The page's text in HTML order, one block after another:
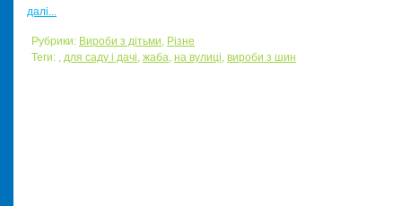
далі...
Рубрики: Вироби з дітьми, Різне
Теги: , для саду і дачі, жаба, на вулиці, вироби з шин